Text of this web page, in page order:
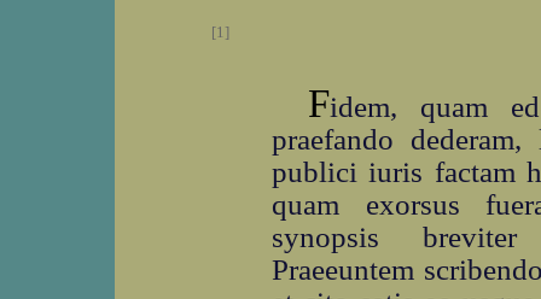
[1]
Fidem, quam
praefando
publici iuris factam
quam exorsus
synopsis
Praeeuntem